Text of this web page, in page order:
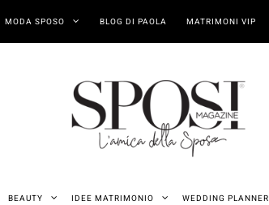
MODA SPOSO BLOG DI PAOLA MATRIMONI VIP
BEAUTY IDEE MATRIMONIO WEDDING PLANNER